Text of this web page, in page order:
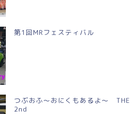
第1回MRフェスティバル
つぶおふ～おにくもあるよ～ THE
2nd